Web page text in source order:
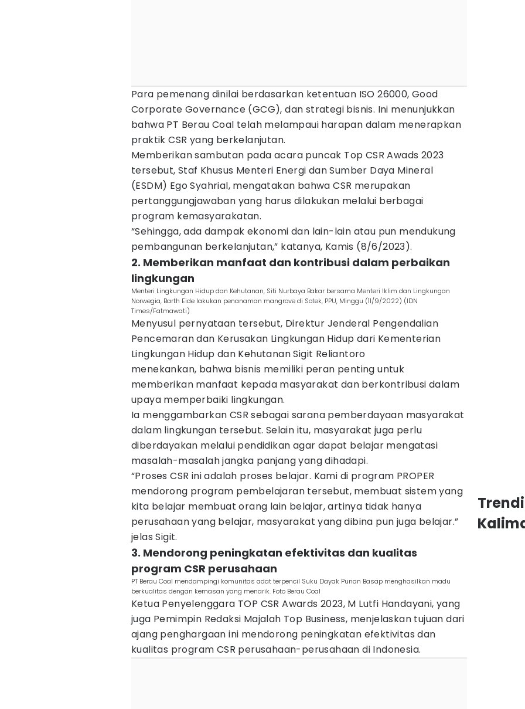
Para pemenang dinilai berdasarkan ketentuan ISO 26000, Good
Corporate Governance (GCG), dan strategi bisnis. Ini menunjukkan
bahwa PT Berau Coal telah melampaui harapan dalam menerapkan
praktik CSR yang berkelanjutan.
Memberikan sambutan pada acara puncak Top CSR Awads 2023
tersebut, Staf Khusus Menteri Energi dan Sumber Daya Mineral
(ESDM) Ego Syahrial, mengatakan bahwa CSR merupakan
pertanggungjawaban yang harus dilakukan melalui berbagai
program kemasyarakatan.
“Sehingga, ada dampak ekonomi dan lain-lain atau pun mendukung
pembangunan berkelanjutan,” katanya, Kamis (8/6/2023).
2. Memberikan manfaat dan kontribusi dalam perbaikan
lingkungan
Menteri Lingkungan Hidup dan Kehutanan, Siti Nurbaya Bakar bersama Menteri Iklim dan Lingkungan
Norwegia, Barth Eide lakukan penanaman mangrove di Sotek, PPU, Minggu (11/9/2022) (IDN
Times/Fatmawati)
Menyusul pernyataan tersebut, Direktur Jenderal Pengendalian
Pencemaran dan Kerusakan Lingkungan Hidup dari Kementerian
Lingkungan Hidup dan Kehutanan Sigit Reliantoro
menekankan, bahwa bisnis memiliki peran penting untuk
memberikan manfaat kepada masyarakat dan berkontribusi dalam
upaya memperbaiki lingkungan.
Ia menggambarkan CSR sebagai sarana pemberdayaan masyarakat
dalam lingkungan tersebut. Selain itu, masyarakat juga perlu
diberdayakan melalui pendidikan agar dapat belajar mengatasi
masalah-masalah jangka panjang yang dihadapi.
“Proses CSR ini adalah proses belajar. Kami di program PROPER
mendorong program pembelajaran tersebut, membuat sistem yang
kita belajar membuat orang lain belajar, artinya tidak hanya
perusahaan yang belajar, masyarakat yang dibina pun juga belajar.”
jelas Sigit.
3. Mendorong peningkatan efektivitas dan kualitas
program CSR perusahaan
PT Berau Coal mendampingi komunitas adat terpencil Suku Dayak Punan Basap menghasilkan madu
berkualitas dengan kemasan yang menarik. Foto Berau Coal
Ketua Penyelenggara TOP CSR Awards 2023, M Lutfi Handayani, yang
juga Pemimpin Redaksi Majalah Top Business, menjelaskan tujuan dari
ajang penghargaan ini mendorong peningkatan efektivitas dan
kualitas program CSR perusahaan-perusahaan di Indonesia.